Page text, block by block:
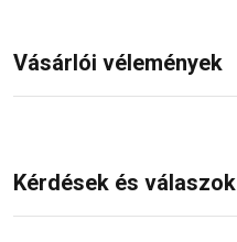
Vásárlói vélemények
Kérdések és válaszok